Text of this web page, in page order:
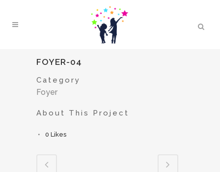
FOYER-04
Category
Foyer
About This Project
0 Likes